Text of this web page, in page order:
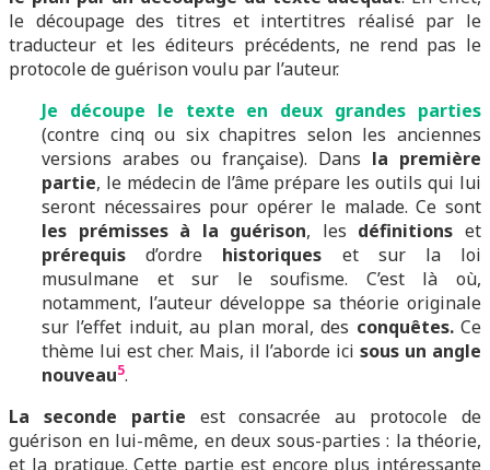
le découpage des titres et intertitres réalisé par le
traducteur et les éditeurs précédents, ne rend pas le
protocole de guérison voulu par l’auteur.
Je découpe le texte en deux grandes parties
(contre cinq ou six chapitres selon les anciennes
versions arabes ou française). Dans la première
partie, le médecin de l’âme prépare les outils qui lui
seront nécessaires pour opérer le malade. Ce sont
les prémisses à la guérison, les définitions et
prérequis d’ordre historiques et sur la loi
musulmane et sur le soufisme. C’est là où,
notamment, l’auteur développe sa théorie originale
sur l’effet induit, au plan moral, des conquêtes.Ce
thème lui est cher. Mais, il l’aborde icisous un angle
nouveau5.
La seconde partie est consacrée au protocole de
guérison en lui-même, en deux sous-parties : la théorie,
et la pratique. Cette partie est encore plus intéressante